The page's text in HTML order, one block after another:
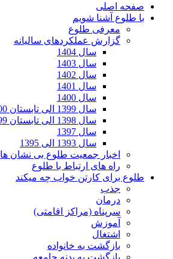
صفحه اصلی
با طلوع آشنا شویم
معرفی طلوع
گزارش عملکردهای سالیانه
سال 1404
سال 1403
سال 1402
سال 1401
سال 1400
سال 1399 الی تابستان 1400
سال 1398 الی تابستان 1399
سال 1397
سال 1393 الی 1395
اخبار جمعیت طلوع بی نشان ها
راه های ارتباط با طلوع
طلوع برای کارتن خواب چه میکند
جذب
درمان
سرپناه (مراکز اقامتی)
آموزش
اشتغال
بازگشت به خانواده
بازگشت به بدنه جامعه